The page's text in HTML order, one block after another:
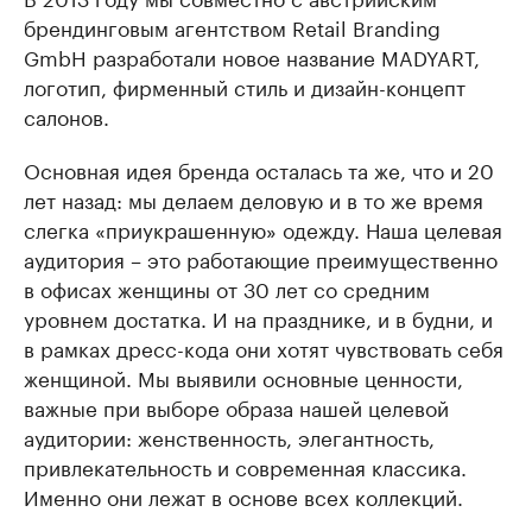
брендинговым агентством Retail Branding
GmbH разработали новое название MADYART,
логотип, фирменный стиль и дизайн-концепт
салонов.
Основная идея бренда осталась та же, что и 20
лет назад: мы делаем деловую и в то же время
слегка «приукрашенную» одежду. Наша целевая
аудитория – это работающие преимущественно
в офисах женщины от 30 лет со средним
уровнем достатка. И на празднике, и в будни, и
в рамках дресс-кода они хотят чувствовать себя
женщиной. Мы выявили основные ценности,
важные при выборе образа нашей целевой
аудитории: женственность, элегантность,
привлекательность и современная классика.
Именно они лежат в основе всех коллекций.